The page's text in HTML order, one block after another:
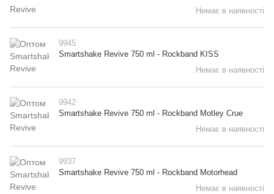
Немає в наявності
9945
Smartshake Revive 750 ml - Rockband KISS
Немає в наявності
9942
Smartshake Revive 750 ml - Rockband Motley Crue
Немає в наявності
9937
Smartshake Revive 750 ml - Rockband Motorhead
Немає в наявності